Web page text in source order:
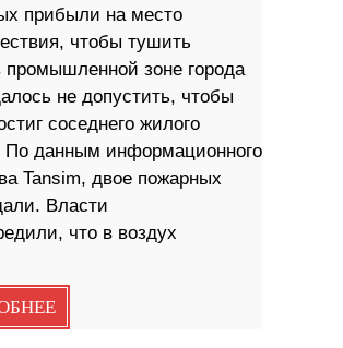
прибыли на место
чтобы тушить
промышленной зоне города
не допустить, чтобы
соседнего жилого
По данным информационного
Tansim, двое пожарных
Власти
что в воздух